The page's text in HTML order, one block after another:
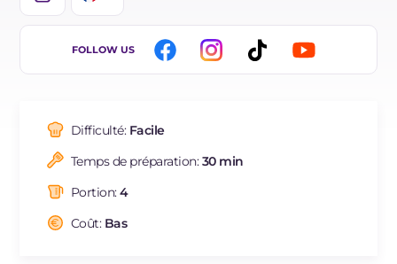
IT
ES
BR
NL
FOLLOW US
Difficulté: Facile
Temps de préparation:30 min
Portion:4
Coût: Bas